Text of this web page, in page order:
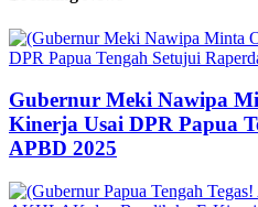
Gubernur Meki Nawipa
Kinerja Usai DPR Papua
APBD 2025